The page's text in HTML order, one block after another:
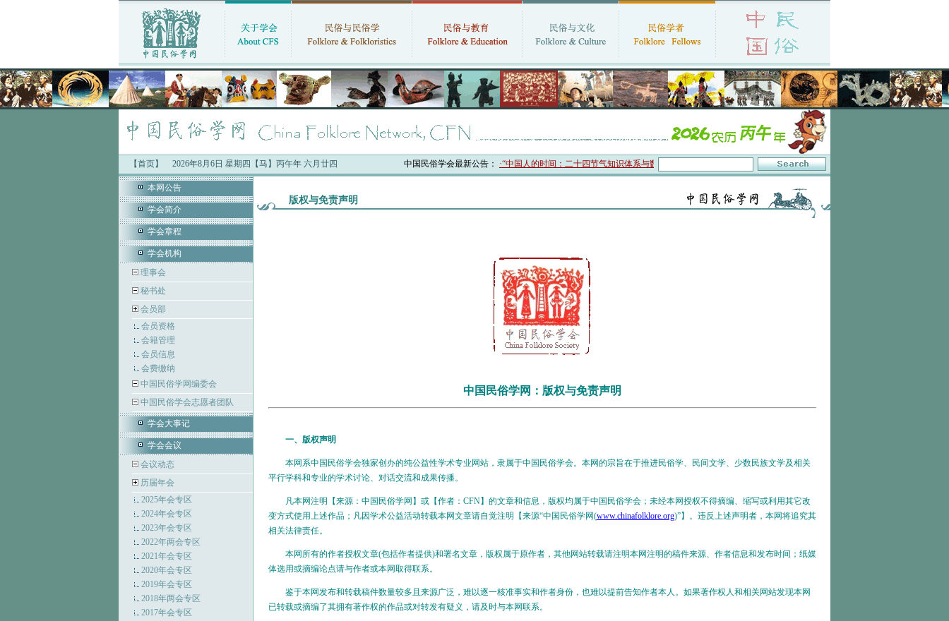
【首页】 2026年8月6日 星期四【马】丙午年 六月廿四 中国民俗学会最新公告：·“中国人的时间：二十四节气知识体系与数字叙事”研讨会在京召开 ·中国民俗学会第十一届代表大会暨2026年年会征文启事
本网公告
学会简介
学会章程
学会机构
理事会
秘书处
会员部
会员资格
会籍管理
会员信息
会费缴纳
中国民俗学网编委会
中国民俗学会志愿者团队
学会大事记
学会会议
会议动态
历届年会
2025年会专区
2024年会专区
2023年会专区
2022年两会专区
2021年会专区
2020年会专区
2019年会专区
2018年两会专区
2017年会专区
版权与免责声明
中国民俗学网：版权与免责声明
一、版权声明
本网系中国民俗学会独家创办的纯公益性学术专业网站，隶属于中国民俗学会。本网的宗旨在于推进民俗学、民间文学、少数民族文学及相关
平行学科和专业的学术讨论、对话交流和成果传播。
凡本网注明【来源：中国民俗学网】或【作者：CFN】的文章和信息，版权均属于中国民俗学会；未经本网授权不得摘编、缩写或利用其它改
变方式使用上述作品；凡因学术公益活动转载本网文章请自觉注明【来源“中国民俗学网(www.chinafolklore.org)”】。违反上述声明者，本网将追究其
相关法律责任。
本网所有的作者授权文章(包括作者提供)和署名文章，版权属于原作者，其他网站转载请注明本网注明的稿件来源、作者信息和发布时间；纸媒
体选用或摘编论点请与作者或本网取得联系。
鉴于本网发布和转载稿件数量较多且来源广泛，难以逐一核准事实和作者身份，也难以提前告知作者本人。如果著作权人和相关网站发现本网
已转载或摘编了其拥有著作权的作品或对转发有疑义，请及时与本网联系。